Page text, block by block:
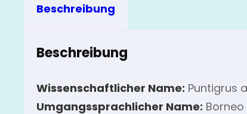
Beschreibung
Beschreibung
Wissenschaftlicher Name: Puntigrus
Umgangssprachlicher Name: